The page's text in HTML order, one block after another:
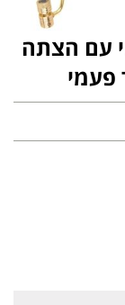
עם הצתה
פעמי